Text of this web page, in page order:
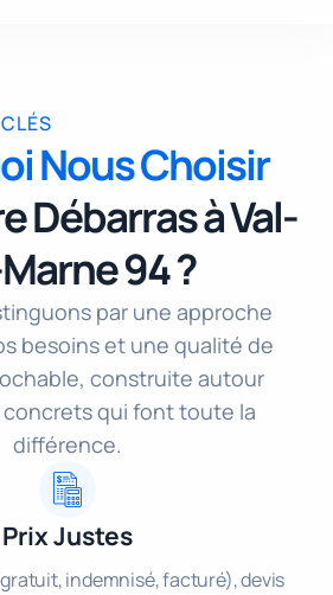
Nous Choisir
Débarras à Val-
94 ?
par une approche
besoins et une qualité de
construite autour
concrets qui font toute la
différence.
Prix Justes
indemnisé, facturé), devis